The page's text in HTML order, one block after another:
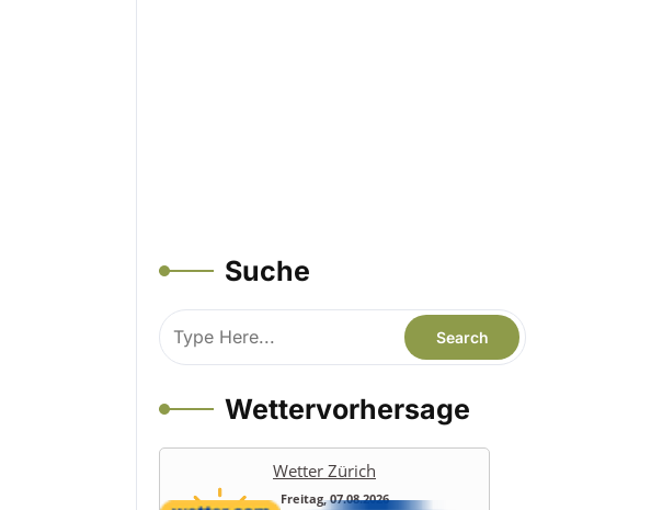
Suche
Wettervorhersage
Wetter Zürich
Freitag, 07.08.2026